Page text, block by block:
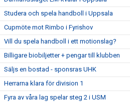
Studera och spela handboll i Uppsala
Cupmöte mot Rimbo i Fyrishov
Vill du spela handboll i ett motionslag?
Billigare biobiljetter + pengar till klubben
Säljs en bostad - sponsras UHK
Herrarna klara för division 1
Fyra av våra lag spelar steg 2 i USM